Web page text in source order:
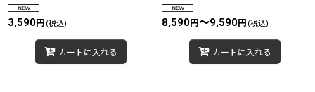
特集:
3,590円 (税込)
カートに入れる
8,590円～9,590円 (税込)
カートに入れる